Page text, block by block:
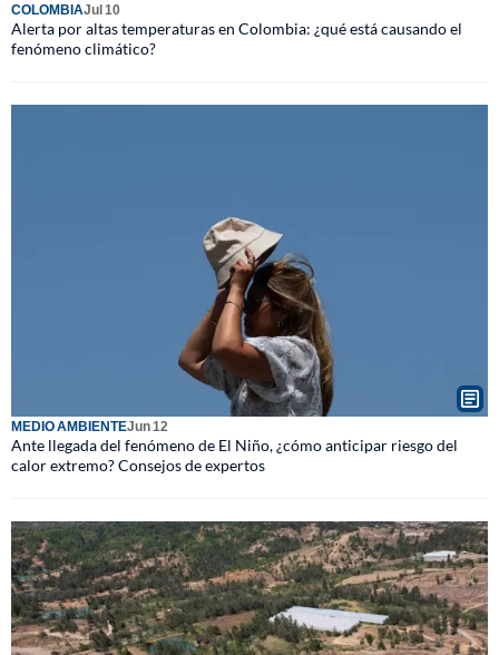
COLOMBIAJul 10
Alerta por altas temperaturas en Colombia: ¿qué está causando el
fenómeno climático?
MEDIO AMBIENTEJun 12
Ante llegada del fenómeno de El Niño, ¿cómo anticipar riesgo del
calor extremo? Consejos de expertos